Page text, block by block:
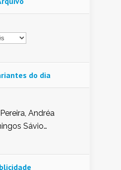
do dia
Andréa
Sávio
Fátima Peixoto,